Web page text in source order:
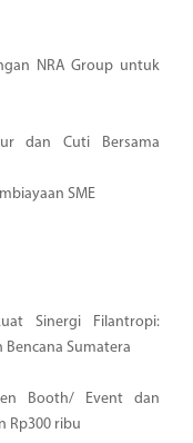
NRA Group untuk
dan Cuti Bersama
SME
Sinergi Filantropi:
Bencana Sumatera
Booth/ Event dan
Rp300 ribu